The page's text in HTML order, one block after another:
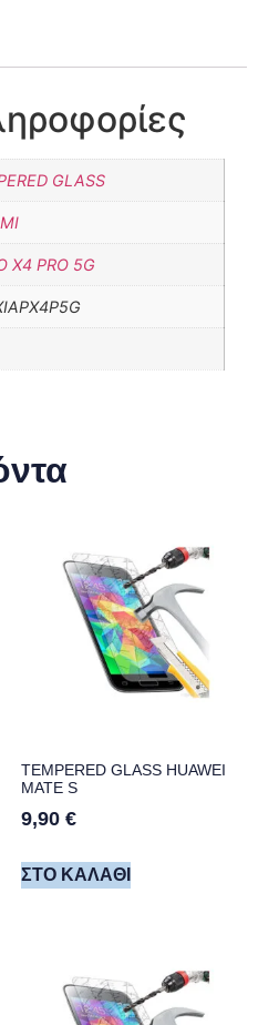
GLASS
X4 PRO 5G
TEMPERED GLASS HUAWEI
MATE S
9,90 €
ΣΤΟ ΚΑΛΆΘΙ